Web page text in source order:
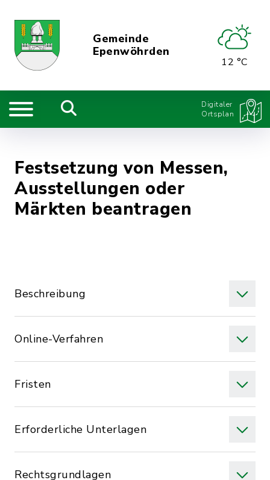
Gemeinde
Epenwöhrden
12 °C
Digitaler
Ortsplan
Festsetzung von Messen,
Ausstellungen oder
Märkten beantragen
Beschreibung
Online-Verfahren
Fristen
Erforderliche Unterlagen
Rechtsgrundlagen